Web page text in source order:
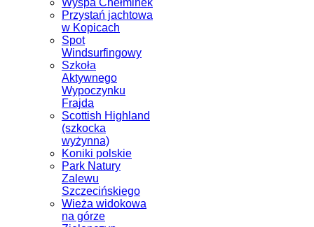
Wyspa Chełminek
Przystań jachtowa
w Kopicach
Spot
Windsurfingowy
Szkoła
Aktywnego
Wypoczynku
Frajda
Scottish Highland
(szkocka
wyżynna)
Koniki polskie
Park Natury
Zalewu
Szczecińskiego
Wieża widokowa
na górze